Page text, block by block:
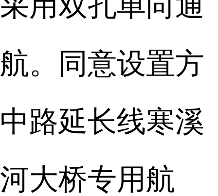
航。同意设置方
中路延长线寒溪
河大桥专用航